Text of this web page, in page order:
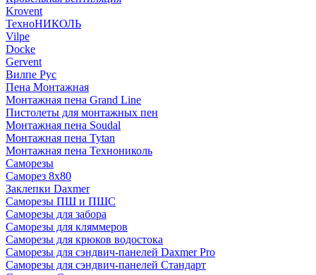
Krovent
ТехноНИКОЛЬ
Vilpe
Docke
Gervent
Вилпе Рус
Пена Монтажнaя
Монтажная пена Grand Linе
Пистолеты для монтажных пен
Монтажная пена Soudal
Монтажная пена Tytan
Монтажная пена Технониколь
Саморезы
Саморез 8х80
Заклепки Daxmer
Саморезы ПШ и ПШС
Саморезы для забора
Саморезы для кляммеров
Саморезы для крюков водостока
Саморезы для сэндвич-панелей Daxmer Pro
Саморезы для сэндвич-панелей Стандарт